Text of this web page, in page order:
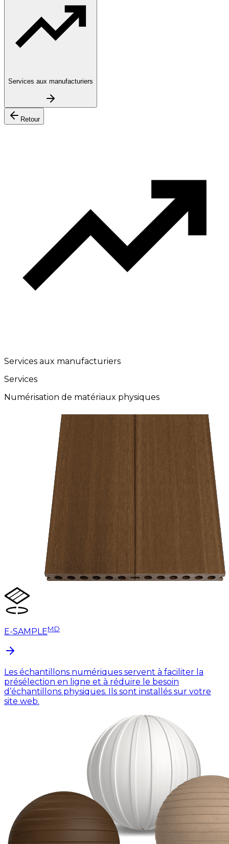
Services aux manufacturiers
Retour
Services aux manufacturiers
Services
Numérisation de matériaux physiques
E-SAMPLEMD
Les échantillons numériques servent à faciliter la
présélection en ligne et à réduire le besoin
d’échantillons physiques. Ils sont installés sur votre
site web.